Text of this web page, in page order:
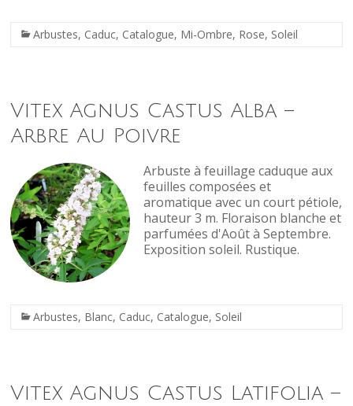
Arbustes, Caduc, Catalogue, Mi-Ombre, Rose, Soleil
Vitex Agnus Castus Alba –
Arbre Au Poivre
Arbuste à feuillage caduque aux
feuilles composées et
aromatique avec un court pétiole,
hauteur 3 m. Floraison blanche et
parfumées d'Août à Septembre.
Exposition soleil. Rustique.
Arbustes, Blanc, Caduc, Catalogue, Soleil
Vitex Agnus Castus Latifolia –